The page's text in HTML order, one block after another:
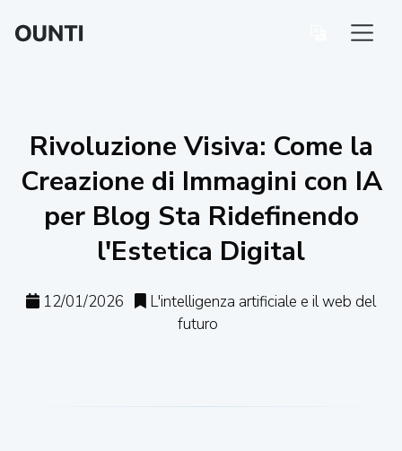
Rivoluzione Visiva: Come la
Creazione di Immagini con IA
per Blog Sta Ridefinendo
l'Estetica Digital
12/01/2026
L'intelligenza artificiale e il web del
futuro